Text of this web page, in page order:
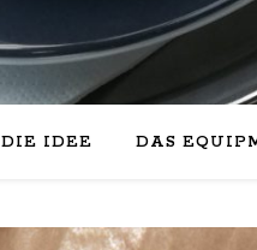
DIE IDEE DAS